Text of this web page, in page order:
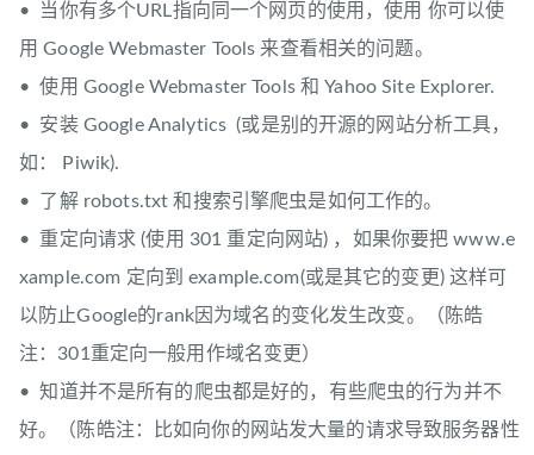
• 当你有多个URL指向同一个网页的使用，使用 你可以使
用 Google Webmaster Tools 来查看相关的问题。
• 使用 Google Webmaster Tools 和 Yahoo Site Explorer.
• 安装 Google Analytics (或是别的开源的网站分析工具，
如： Piwik).
• 了解 robots.txt 和搜索引擎爬虫是如何工作的。
• 重定向请求 (使用 301 重定向网站) ，如果你要把 www.e
xample.com 定向到 example.com(或是其它的变更) 这样可
以防止Google的rank因为域名的变化发生改变。（陈皓
注：301重定向一般用作域名变更）
• 知道并不是所有的爬虫都是好的，有些爬虫的行为并不
好。（陈皓注：比如向你的网站发大量的请求导致服务器性